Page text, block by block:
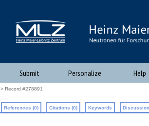
Submit Personalize Help
> Record #278891
References (0) Citations (0) Keywords